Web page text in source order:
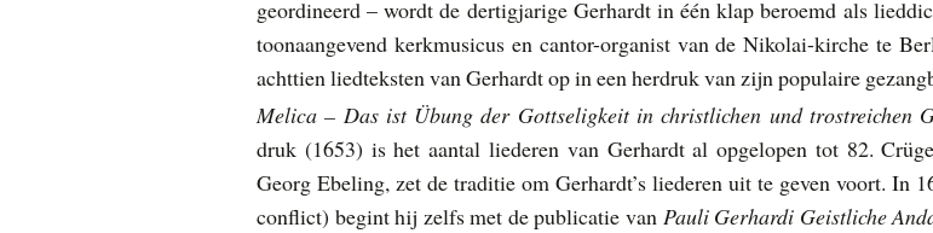
geordineerd – wordt de dertigjarige Gerhardt in één klap beroemd als
toonaangevend kerkmusicus en cantor-organist van de Nikolai-kirche te
achttien liedteksten van Gerhardt op in een herdruk van zijn populaire
Melica – Das ist Übung der Gottseligkeit in christlichen und trostreichen
druk (1653) is het aantal liederen van Gerhardt al opgelopen tot 82.
Georg Ebeling, zet de traditie om Gerhardt’s liederen uit te geven voort. In
conflict) begint hij zelfs met de publicatie van Pauli Gerhardi Geistliche